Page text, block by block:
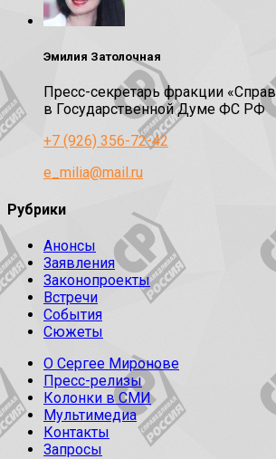
Эмилия Затолочная
Пресс-секретарь фракции
в Государственной Думе ФС РФ
+7 (926) 356-72-42
e_milia@mail.ru
Рубрики
Анонсы
Заявления
Законопроекты
Встречи
События
Сюжеты
О Сергее Миронове
Пресс-релизы
Колонки в СМИ
Мультимедиа
Контакты
Запросы